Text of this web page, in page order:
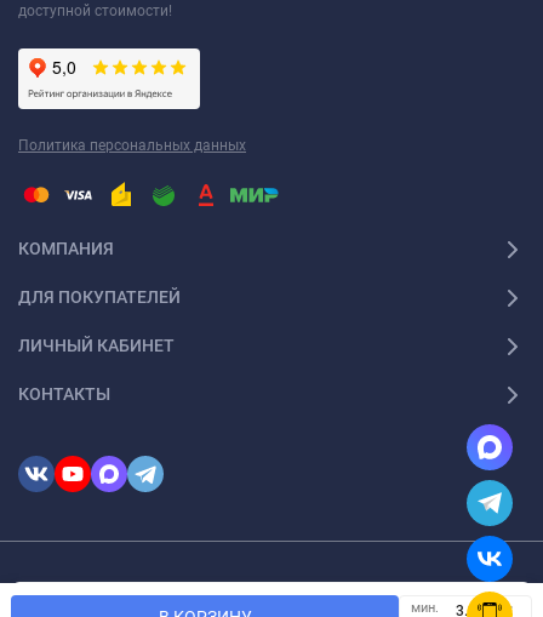
мин.
доступной стоимости!
Политика персональных данных
КОМПАНИЯ
ДЛЯ ПОКУПАТЕЛЕЙ
ЛИЧНЫЙ КАБИНЕТ
КОНТАКТЫ
© 2026 InSale. Все права защищены
Мы используем файлы cookie, чтобы сайт был лучше для